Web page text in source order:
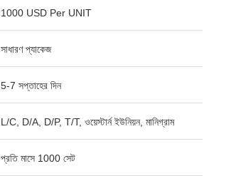
1000 USD Per UNIT
সাধারণ প্যাকেজ
5-7 সপ্তাহের দিন
L/C, D/A, D/P, T/T, ওয়েস্টার্ন ইউনিয়ন, মানিগ্রাম
প্রতি মাসে 1000 সেট